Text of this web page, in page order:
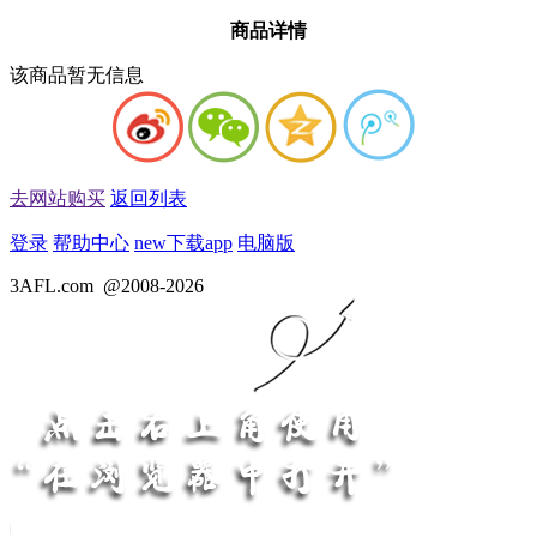
商品详情
该商品暂无信息
去网站购买 返回列表
登录 帮助中心 new下载app 电脑版
3AFL.com @2008-2026